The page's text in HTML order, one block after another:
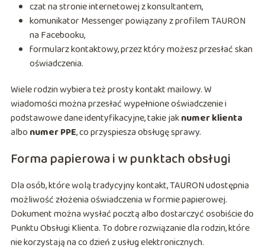
czat na stronie internetowej z konsultantem,
komunikator Messenger powiązany z profilem TAURON
na Facebooku,
formularz kontaktowy, przez który możesz przesłać skan
oświadczenia.
Wiele rodzin wybiera też prosty kontakt mailowy. W
wiadomości można przesłać wypełnione oświadczenie i
podstawowe dane identyfikacyjne, takie jaknumer klienta
albo numer PPE, co przyspiesza obsługę sprawy.
Forma papierowa i w punktach obsługi
Dla osób, które wolą tradycyjny kontakt, TAURON udostępnia
możliwość złożenia oświadczenia w formie papierowej.
Dokument można wysłać pocztą albo dostarczyć osobiście do
Punktu Obsługi Klienta. To dobre rozwiązanie dla rodzin, które
nie korzystają na co dzień z usług elektronicznych.